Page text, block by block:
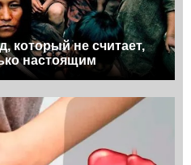
который не считает,
настоящим